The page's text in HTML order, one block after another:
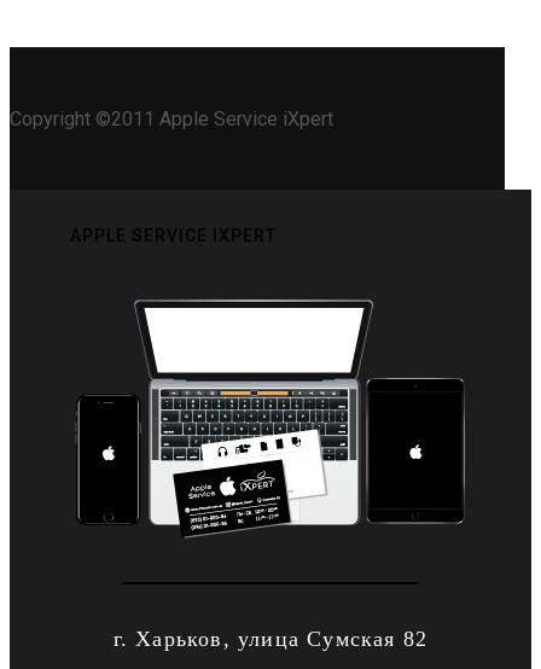
Copyright ©2011 Apple Service iXpert
APPLE SERVICE IXPERT
г. Харьков, улица Сумская 82